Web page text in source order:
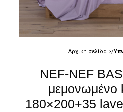
Αρχική σελίδα
NEF-NEF
μεμονωμένο
180×200+35